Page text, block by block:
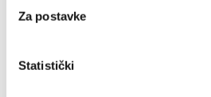
Za postavke
Statistički